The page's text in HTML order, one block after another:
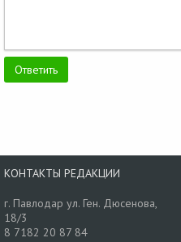
КОНТАКТЫ РЕДАКЦИИ
г. Павлодар ул. Ген. Дюсенова,
18/3
8 7182 20 87 84